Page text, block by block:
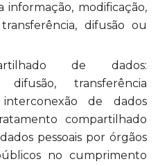
modificação,
difusão ou
de dados:
difusão, transferência
interconexão de dados
compartilhado
pessoais por órgãos
no cumprimento